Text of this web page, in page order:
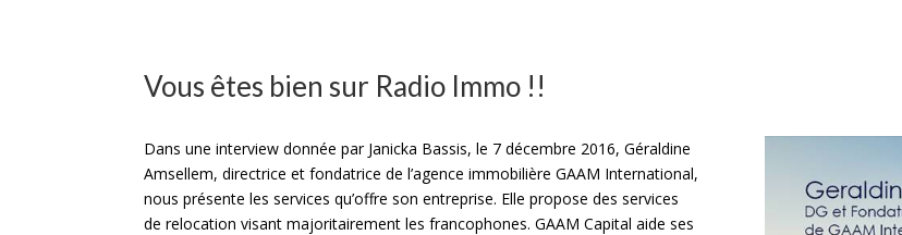
Vous êtes bien sur Radio Immo !!
Dans une interview donnée par Janicka Bassis, le 7 décembre 2016, Géraldine
Amsellem, directrice et fondatrice de l’agence immobilière GAAM International,
nous présente les services qu’offre son entreprise. Elle propose des services
de relocation visant majoritairement les francophones. GAAM Capital aide ses